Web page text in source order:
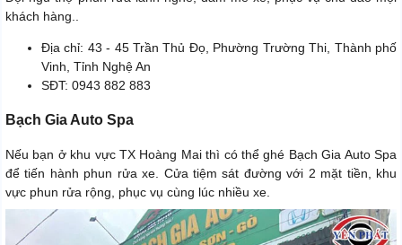
khách hàng..
Địa chỉ: 43 - 45 Trần Thủ Đọ, Phường Trường Thi, Thành phố
Vinh, Tỉnh Nghệ An
SĐT: 0943 882 883
Bạch Gia Auto Spa
Nếu bạn ở khu vực TX Hoàng Mai thì có thể ghé Bạch Gia Auto Spa
để tiến hành phun rửa xe. Cửa tiệm sát đường với 2 mặt tiền, khu
vực phun rửa rộng, phục vụ cùng lúc nhiều xe.